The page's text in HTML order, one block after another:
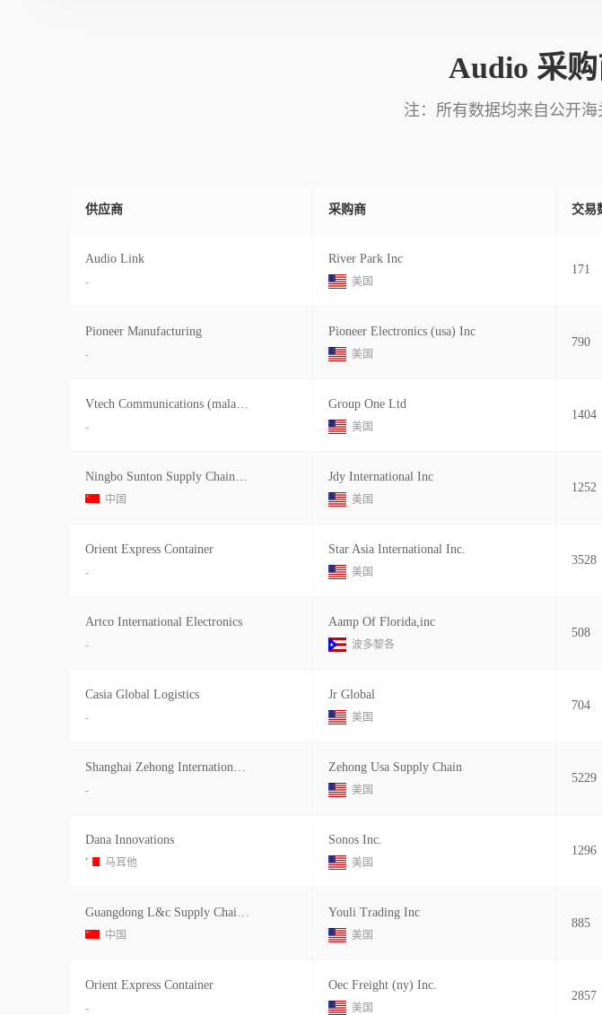
Audio 采
注：所有数据均来自公开
供应商 采购商 交易
Audio Link
-
River Park Inc
美国
171
Pioneer Manufacturing
-
Pioneer Electronics (usa) Inc
美国
790
Vtech Communications (malaysia) Sdn
-
Group One Ltd
美国
1404
Ningbo Sunton Supply Chain Manageme
中国
Jdy International Inc
美国
1252
Orient Express Container
-
Star Asia International Inc.
美国
3528
Artco International Electronics
-
Aamp Of Florida,inc
波多黎各
508
Casia Global Logistics
-
Jr Global
美国
704
Shanghai Zehong International Logis
-
Zehong Usa Supply Chain
美国
5229
Dana Innovations
马耳他
Sonos Inc.
美国
1296
Guangdong L&c Supply Chain Manageme
中国
Youli Trading Inc
美国
885
Orient Express Container
-
Oec Freight (ny) Inc.
美国
2857